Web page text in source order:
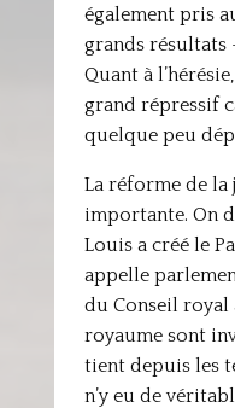
également pris
grands résultats
Quant à
grand répressif
quelque peu
La réforme de la
importante. On
Louis a créé le
appelle
du Conseil royal
royaume sont
tient depuis les
n’y eu de